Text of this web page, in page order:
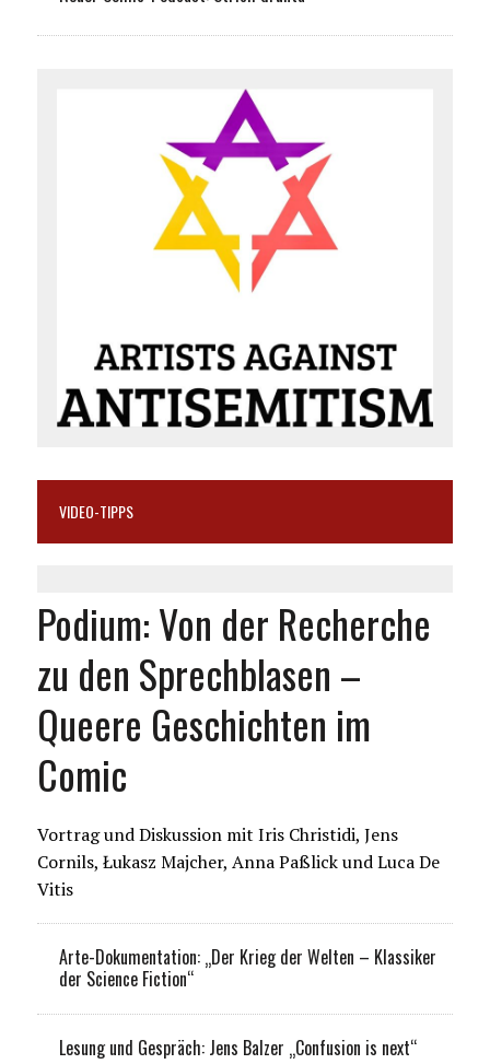
VIDEO-TIPPS
Podium: Von der Recherche
zu den Sprechblasen –
Queere Geschichten im
Comic
Vortrag und Diskussion mit Iris Christidi, Jens
Cornils, Łukasz Majcher, Anna Paßlick und Luca De
Vitis
Arte-Dokumentation: „Der Krieg der Welten – Klassiker
der Science Fiction“
Lesung und Gespräch: Jens Balzer „Confusion is next“